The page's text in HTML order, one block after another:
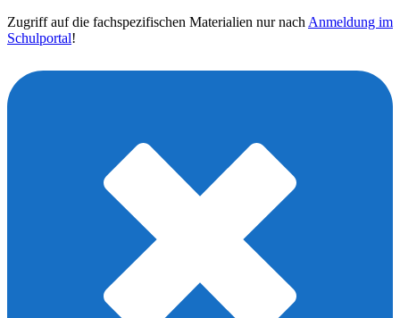
Zugriff auf die fachspezifischen Materialien nur nach Anmeldung im
Schulportal!